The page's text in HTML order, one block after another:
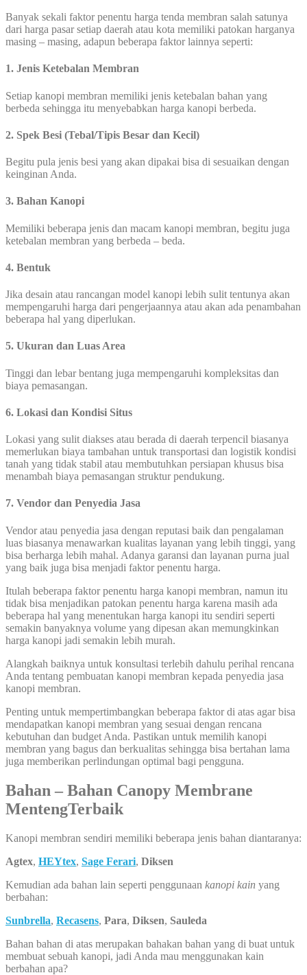
Banyak sekali faktor penentu harga tenda membran salah satunya
dari harga pasar setiap daerah atau kota memiliki patokan harganya
masing – masing, adapun beberapa faktor lainnya seperti:
1. Jenis Ketebalan Membran
Setiap kanopi membran memiliki jenis ketebalan bahan yang
berbeda sehingga itu menyebabkan harga kanopi berbeda.
2. Spek Besi (Tebal/Tipis Besar dan Kecil)
Begitu pula jenis besi yang akan dipakai bisa di sesuaikan dengan
keinginan Anda.
3. Bahan Kanopi
Memiliki beberapa jenis dan macam kanopi membran, begitu juga
ketebalan membran yang berbeda – beda.
4. Bentuk
Jika desain atau rancangan model kanopi lebih sulit tentunya akan
mempengaruhi harga dari pengerjaannya atau akan ada penambahan
beberapa hal yang diperlukan.
5. Ukuran dan Luas Area
Tinggi dan lebar bentang juga mempengaruhi kompleksitas dan
biaya pemasangan.
6. Lokasi dan Kondisi Situs
Lokasi yang sulit diakses atau berada di daerah terpencil biasanya
memerlukan biaya tambahan untuk transportasi dan logistik kondisi
tanah yang tidak stabil atau membutuhkan persiapan khusus bisa
menambah biaya pemasangan struktur pendukung.
7. Vendor dan Penyedia Jasa
Vendor atau penyedia jasa dengan reputasi baik dan pengalaman
luas biasanya menawarkan kualitas layanan yang lebih tinggi, yang
bisa berharga lebih mahal. Adanya garansi dan layanan purna jual
yang baik juga bisa menjadi faktor penentu harga.
Itulah beberapa faktor penentu harga kanopi membran, namun itu
tidak bisa menjadikan patokan penentu harga karena masih ada
beberapa hal yang menentukan harga kanopi itu sendiri seperti
semakin banyaknya volume yang dipesan akan memungkinkan
harga kanopi jadi semakin lebih murah.
Alangkah baiknya untuk konsultasi terlebih dahulu perihal rencana
Anda tentang pembuatan kanopi membran kepada penyedia jasa
kanopi membran.
Penting untuk mempertimbangkan beberapa faktor di atas agar bisa
mendapatkan kanopi membran yang sesuai dengan rencana
kebutuhan dan budget Anda. Pastikan untuk memilih kanopi
membran yang bagus dan berkualitas sehingga bisa bertahan lama
juga memberikan perlindungan optimal bagi pengguna.
Bahan – Bahan Canopy Membrane
MentengTerbaik
Kanopi membran sendiri memiliki beberapa jenis bahan diantaranya:
Agtex, HEYtex, Sage Ferari, Diksen
Kemudian ada bahan lain seperti penggunaan kanopi kain yang
berbahan:
Sunbrella, Recasens, Para, Diksen, Sauleda
Bahan bahan di atas merupakan bahakan bahan yang di buat untuk
membuat sebuah kanopi, jadi Anda mau menggunakan kain
berbahan apa?